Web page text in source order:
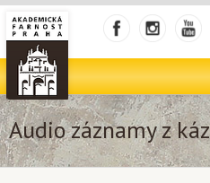
Audio záznamy z